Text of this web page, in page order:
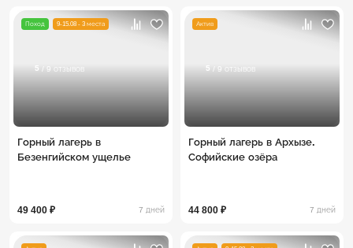
Поход 9-15.08 - 3 места
5 / 9 отзывов
Горный лагерь в
Безенгийском ущелье
49 400 ₽ 7 дней
Актив
5 / 9 отзывов
Горный лагерь в Архызе.
Софийские озёра
44 800 ₽ 7 дней